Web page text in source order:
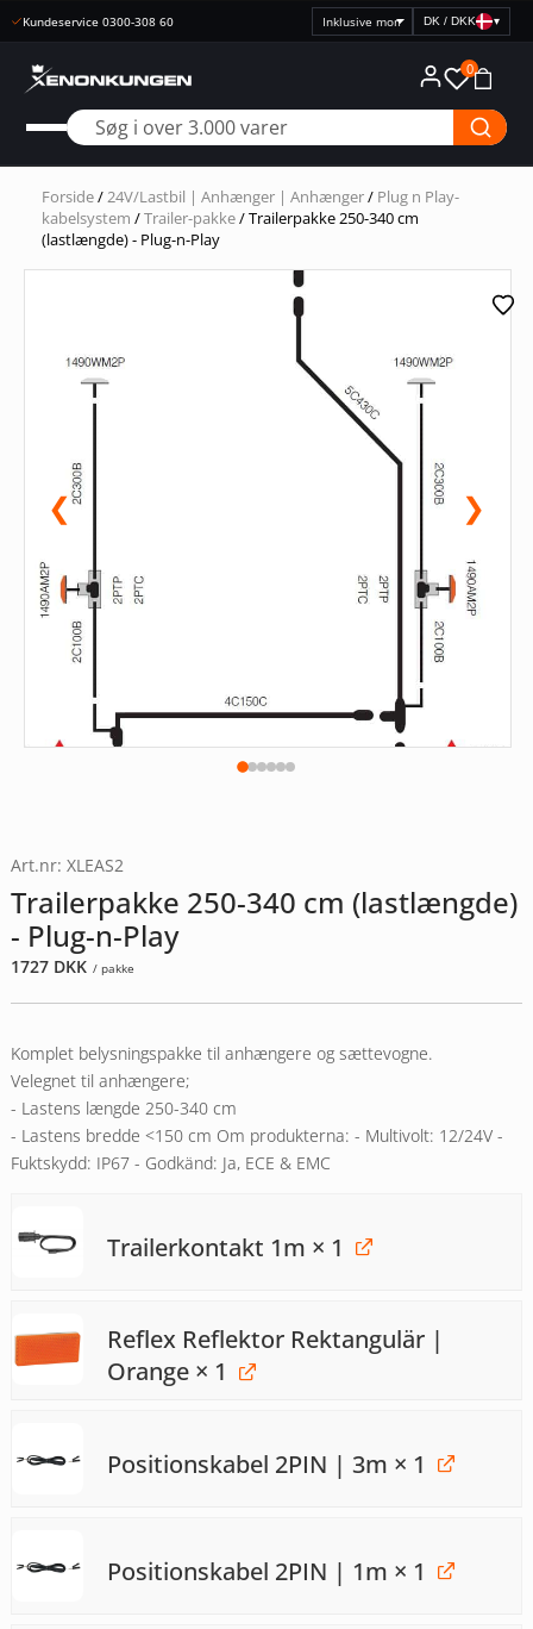
Kundeservice 0300-308 60
Vælg
DK / DKK ▾
0
Forside/24V/Lastbil | Anhænger | Anhænger/ Plug n Play-
kabelsystem /Trailer-pakke/ Trailerpakke 250-340 cm
(lastlængde) - Plug-n-Play
❮ ❯
Art.nr: XLEAS2
Trailerpakke 250-340 cm (lastlængde)
- Plug-n-Play
1727 DKK / pakke
Komplet belysningspakke til anhængere og sættevogne.
Velegnet til anhængere;
- Lastens længde 250-340 cm
- Lastens bredde <150 cm Om produkterna: - Multivolt: 12/24V -
Fuktskydd: IP67 - Godkänd: Ja, ECE & EMC
Trailerkontakt 1m × 1
Reflex Reflektor Rektangulär |
Orange× 1
Positionskabel 2PIN | 3m × 1
Positionskabel 2PIN | 1m × 1